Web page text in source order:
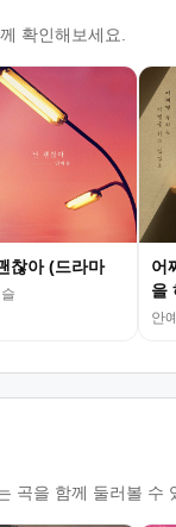
확인해보세요.
찮아 (드라마
어
을
안
곡을 함께 둘러볼 수